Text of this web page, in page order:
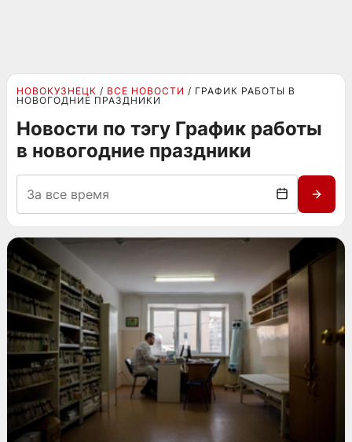
НОВОКУЗНЕЦК ВСЕ НОВОСТИ
ГРАФИК РАБОТЫ В
НОВОГОДНИЕ ПРАЗДНИКИ
Новости по тэгу График работы
в новогодние праздники